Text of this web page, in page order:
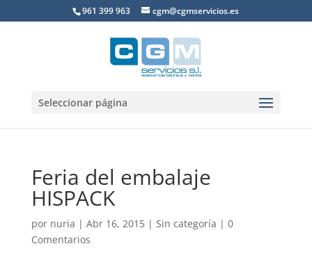
961 399 963 cgm@cgmservicios.es
Seleccionar página
Feria del embalaje
HISPACK
por nuria | Abr 16, 2015| Sin categoría | 0
Comentarios